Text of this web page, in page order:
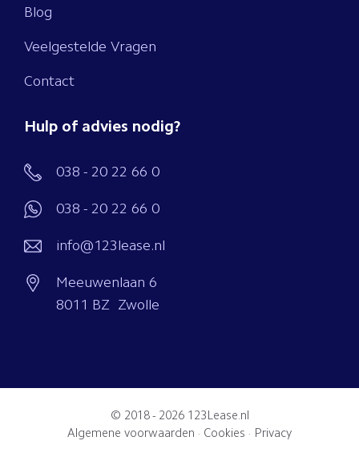
Blog
Veelgestelde Vragen
Contact
Hulp of advies nodig?
038 - 20 22 66 0
038 - 20 22 66 0
info@123lease.nl
Meeuwenlaan 6
8011 BZ Zwolle
© 2018 - 2026 123Lease.nl
Algemene voorwaarden · Cookies · Privacy